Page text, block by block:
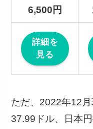
6,500円
詳細を
見る
ただ、2022年12月
37.99ドル、日本